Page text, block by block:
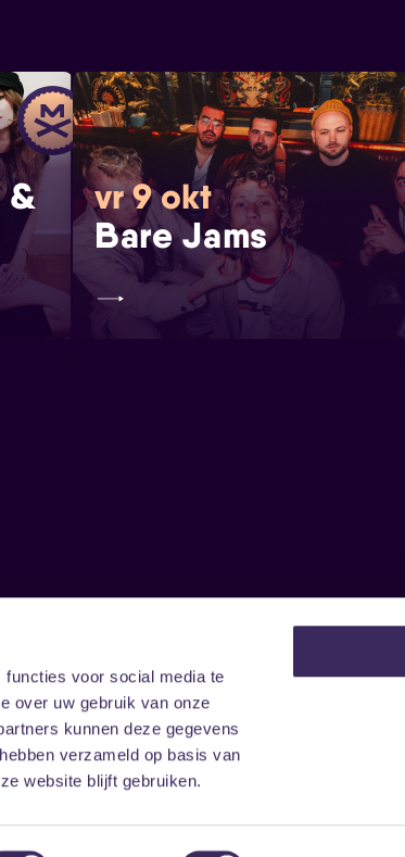
voor social media te
over uw gebruik van onze
kunnen deze gegevens
verzameld op basis van
website blijft gebruiken.
&
vr 9 okt
Bare Jams
Onze nieuwsbrief